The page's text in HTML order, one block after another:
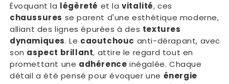
Évoquant la légèreté et lavitalité, ces
chaussures se parent d'une esthétique moderne,
alliant des lignes épurées à des textures
dynamiques. Le caoutchouc anti-dérapant, avec
son aspect brillant, attire le regard tout en
promettant une adhérence inégalée. Chaque
détail a été pensé pour évoquer une énergie